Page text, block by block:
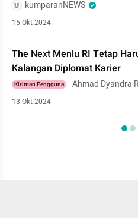
kumparanNEWS
15 Okt 2024
The Next Menlu RI Tetap
Kalangan Diplomat Karier
Kiriman Pengguna
Ahmad Dyandra
13 Okt 2024